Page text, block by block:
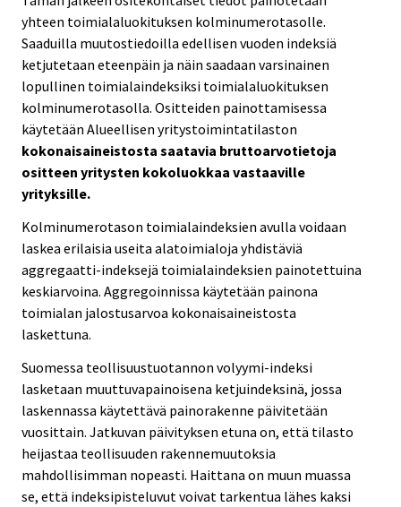
yhteen toimialaluokituksen kolminumerotasolle.
Saaduilla muutostiedoilla edellisen vuoden indeksiä
ketjutetaan eteenpäin ja näin saadaan varsinainen
lopullinen toimialaindeksiksi toimialaluokituksen
kolminumerotasolla. Ositteiden painottamisessa
käytetään Alueellisen yritystoimintatilaston
kokonaisaineistosta saatavia bruttoarvotietoja
ositteen yritysten kokoluokkaa vastaaville
yrityksille.
Kolminumerotason toimialaindeksien avulla voidaan
laskea erilaisia useita alatoimialoja yhdistäviä
aggregaatti-indeksejä toimialaindeksien painotettuina
keskiarvoina. Aggregoinnissa käytetään painona
toimialan jalostusarvoa kokonaisaineistosta
laskettuna.
Suomessa teollisuustuotannon volyymi-indeksi
lasketaan muuttuvapainoisena ketjuindeksinä, jossa
laskennassa käytettävä painorakenne päivitetään
vuosittain. Jatkuvan päivityksen etuna on, että tilasto
heijastaa teollisuuden rakennemuutoksia
mahdollisimman nopeasti. Haittana on muun muassa
se, että indeksipisteluvut voivat tarkentua lähes kaksi